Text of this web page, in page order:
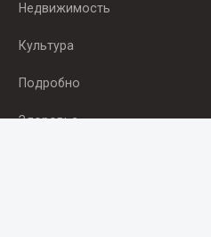
Недвижимость
Культура
Подробно
Здоровье